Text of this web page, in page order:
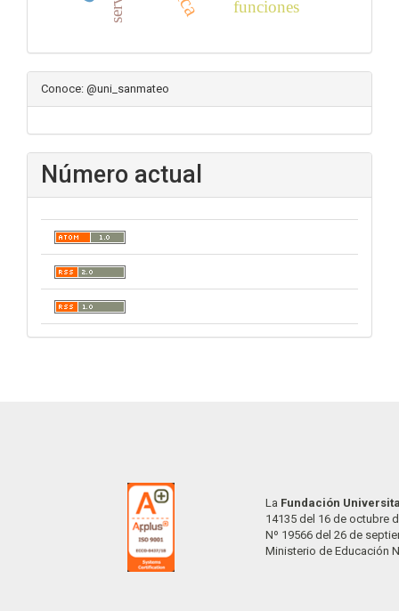
funciones
Conoce: @uni_sanmateo
Número actual
La Fundación
14135 del 16 de octubre
Nº 19566 del 26 de
Ministerio de Educación